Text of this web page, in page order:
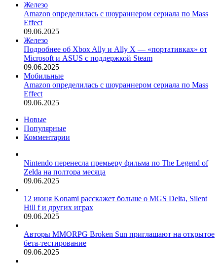
Железо
Amazon определилась с шоураннером сериала по Mass
Effect
09.06.2025
Железо
Подробнее об Xbox Ally и Ally X — «портативках» от
Microsoft и ASUS с поддержкой Steam
09.06.2025
Мобильные
Amazon определилась с шоураннером сериала по Mass
Effect
09.06.2025
Новые
Популярные
Комментарии
Nintendo перенесла премьеру фильма по The Legend of
Zelda на полтора месяца
09.06.2025
12 июня Konami расскажет больше о MGS Delta, Silent
Hill f и других играх
09.06.2025
Авторы MMORPG Broken Sun приглашают на открытое
бета-тестирование
09.06.2025